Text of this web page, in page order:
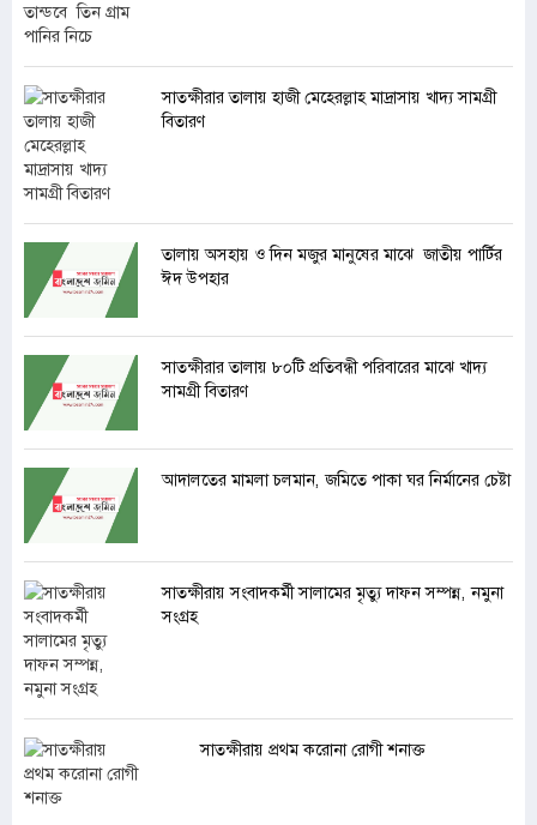
সাতক্ষীরার তালায় হাজী মেহেরল্লাহ মাদ্রাসায় খাদ্য সামগ্রী
বিতারণ
তালায় অসহায় ও দিন মজুর মানুষের মাঝে জাতীয় পার্টির
ঈদ উপহার
সাতক্ষীরার তালায় ৮০টি প্রতিবন্ধী পরিবারের মাঝে খাদ্য
সামগ্রী বিতারণ
আদালতের মামলা চলমান, জমিতে পাকা ঘর নির্মানের চেষ্টা
সাতক্ষীরায় সংবাদকর্মী সালামের মৃত্যু দাফন সম্পন্ন, নমুনা
সংগ্রহ
সাতক্ষীরায় প্রথম করোনা রোগী শনাক্ত